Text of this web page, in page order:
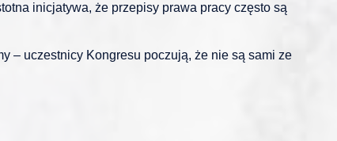
inicjatywa, że przepisy prawa pracy często są
– uczestnicy Kongresu poczują, że nie są sami ze